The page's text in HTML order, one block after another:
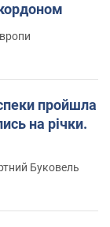
пройшла
на річки.
Буковель